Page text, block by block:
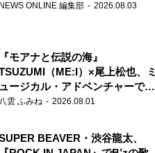
NEWS ONLINE 編集部 2026.08.03
『モアナと伝説の海』
（ME:I）×尾上松也、ミ
ュージカル・アドベンチャーで美
声を響かせる
八雲 ふみね 2026.08.01
BEAVER・渋谷龍太、